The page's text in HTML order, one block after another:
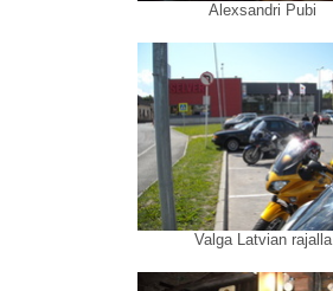
Alexsandri Pubi
Valga Latvian rajalla